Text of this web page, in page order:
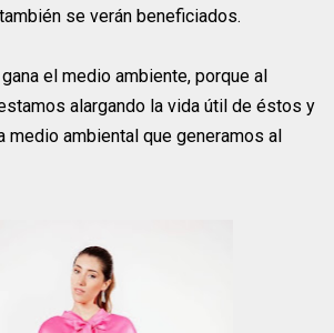
se verán beneficiados.
el medio ambiente, porque al
alargando la vida útil de éstos y
medio ambiental que generamos al